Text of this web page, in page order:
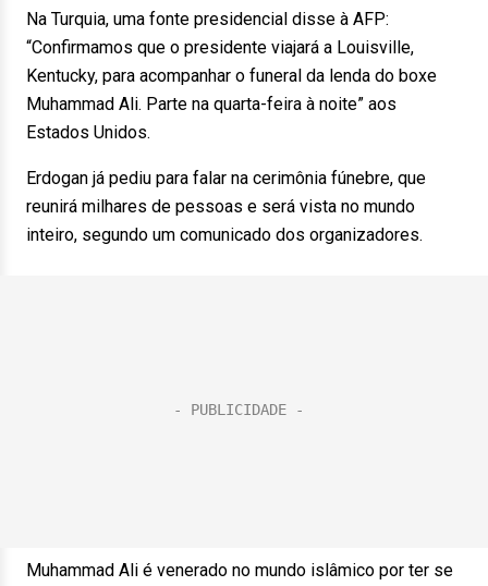
Na Turquia, uma fonte presidencial disse à AFP:
“Confirmamos que o presidente viajará a Louisville,
Kentucky, para acompanhar o funeral da lenda do boxe
Muhammad Ali. Parte na quarta-feira à noite” aos
Estados Unidos.
Erdogan já pediu para falar na cerimônia fúnebre, que
reunirá milhares de pessoas e será vista no mundo
inteiro, segundo um comunicado dos organizadores.
Muhammad Ali é venerado no mundo islâmico por ter se